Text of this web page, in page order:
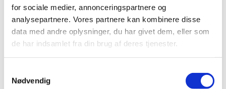
for sociale medier, annonceringspartnere og
analysepartnere. Vores partnere kan kombinere disse
data med andre oplysninger, du har givet dem, eller som
de har indsamlet fra din brug af deres tjenester.
Nødvendig
Eurodesk
Eurodesk er et europæisk netværk, der bl.a. skal styrke
formidlingen af EU’s mobilitetsprogrammer blandt
unge i Europa. Derudover skal netværket understøtte,
indhente viden om unges muligheder for arbejde og
uddannelse i de andre europæiske lande.